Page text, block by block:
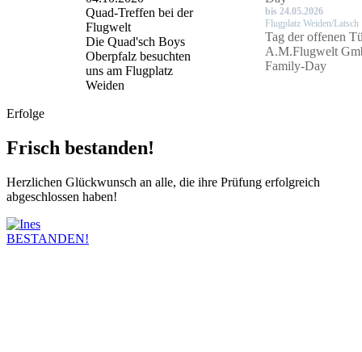
Quad-Treffen bei der
Flugwelt
Die Quad'sch Boys
Oberpfalz besuchten
uns am Flugplatz
Weiden
bis 24.05.2026
Flugplatz Weiden/Latsch
Tag der offenen
A.M.Flugwelt
Family-Day
Erfolge
Frisch bestanden!
Herzlichen Glückwunsch an alle, die ihre Prüfung erfolgreich
abgeschlossen haben!
BESTANDEN!